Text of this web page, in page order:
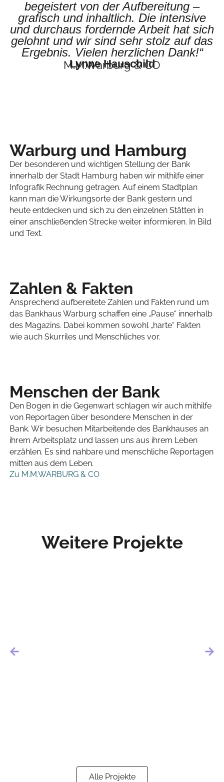
begeistert von der Aufbereitung –
grafisch und inhaltlich. Die intensive
und durchaus fordernde Arbeit hat sich
gelohnt und wir sind sehr stolz auf das
Ergebnis. Vielen herzlichen Dank!“
Lynne Hauschild
M.M.Warburg & CO
Warburg und Hamburg
Der besonderen und wichtigen Stellung der Bank
innerhalb der Stadt Hamburg haben wir mithilfe einer
Infografik Rechnung getragen. Auf einem Stadtplan
kann man die Wirkungsorte der Bank gestern und
heute entdecken und sich zu den einzelnen Stätten in
einer anschließenden Strecke weiter informieren. In Bild
und Text.
Zahlen & Fakten
Ansprechend aufbereitete Zahlen und Fakten rund um
das Bankhaus Warburg schaffen eine „Pause“ innerhalb
des Magazins. Dabei kommen sowohl „harte“ Fakten
wie auch Skurriles und Menschliches vor.
Menschen der Bank
Den Bogen in die Gegenwart schlagen wir auch mithilfe
von Reportagen über besondere Menschen in der
Bank. Wir besuchen Mitarbeitende des Bankhauses an
ihrem Arbeitsplatz und lassen uns aus ihrem Leben
erzählen. Es sind nahbare und menschliche Reportagen
mitten aus dem Leben.
Zu M.M.WARBURG & CO
Weitere Projekte
Alle Projekte